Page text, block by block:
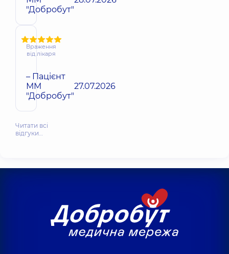
"Добробут"
Враження
від лікаря
– Пацієнт
ММ
"Добробут"
27.07.2026
Читати всі
відгуки…